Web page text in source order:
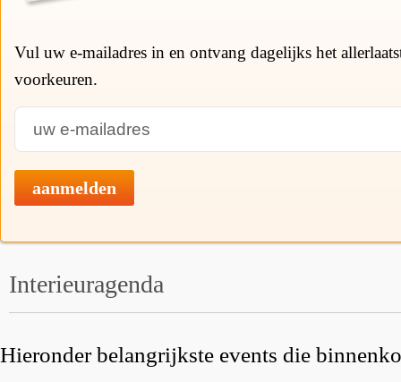
Vul uw e-mailadres in en ontvang dagelijks het
voorkeuren.
aanmelden
Interieuragenda
Hieronder belangrijkste events die